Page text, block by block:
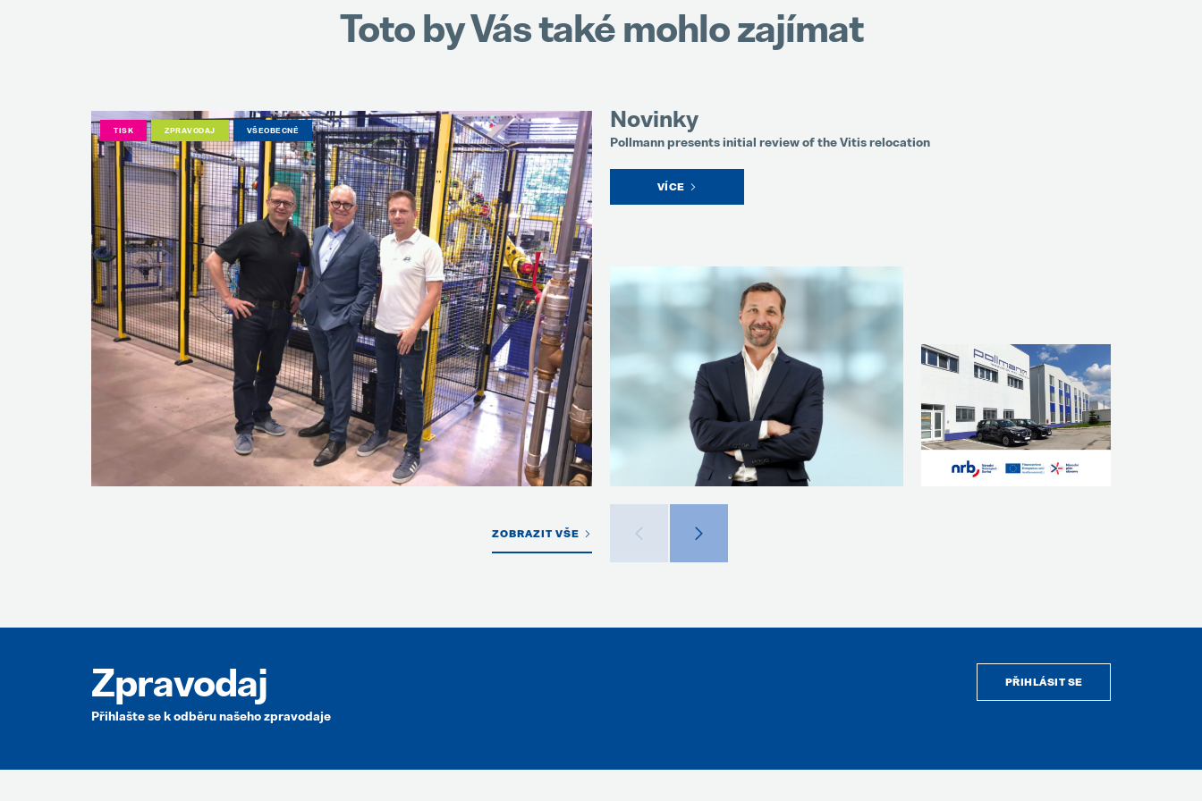
Toto by Vás také mohlo zajímat
Novinky
Pollmann presents initial review of the Vitis relocation
VÍCE
TISK ZPRAVODAJ VŠEOBECNÉ
ZOBRAZIT VŠE
Zpravodaj
Přihlašte se k odběru našeho zpravodaje
PŘIHLÁSIT SE